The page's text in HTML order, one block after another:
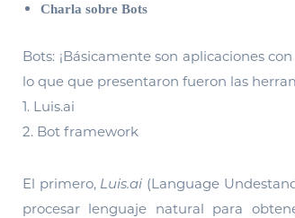
Charla sobre Bots
Bots: ¡Básicamente son aplicaciones
lo que que presentaron fueron las
1. Luis.ai
2. Bot framework
El primero, Luis.ai (Language
procesar lenguaje natural para